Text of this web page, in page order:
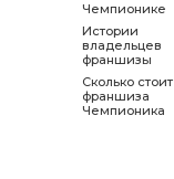
Чемпионике
Истории
владельцев
франшизы
Сколько стоит
франшиза
Чемпионика